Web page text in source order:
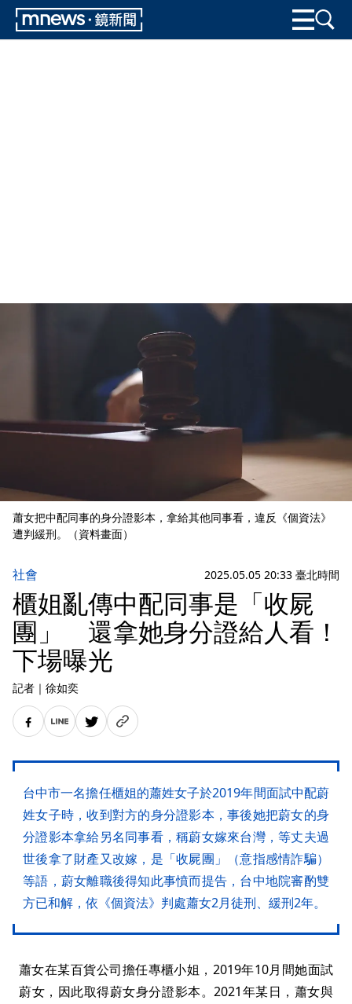
蕭女把中配同事的身分證影本，拿給其他同事看，違反《個資法》
遭判緩刑。（資料畫面）
社會 2025.05.05 20:33 臺北時間
櫃姐亂傳中配同事是「收屍
團」 還拿她身分證給人看！
下場曝光
記者 ｜ 徐如奕
台中市一名擔任櫃姐的蕭姓女子於2019年間面試中配蔚
姓女子時，收到對方的身分證影本，事後她把蔚女的身
分證影本拿給另名同事看，稱蔚女嫁來台灣，等丈夫過
世後拿了財產又改嫁，是「收屍團」（意指感情詐騙）
等語，蔚女離職後得知此事憤而提告，台中地院審酌雙
方已和解，依《個資法》判處蕭女2月徒刑、緩刑2年。
蕭女在某百貨公司擔任專櫃小姐，2019年10月間她面試
蔚女，因此取得蔚女身分證影本。2021年某日，蕭女與